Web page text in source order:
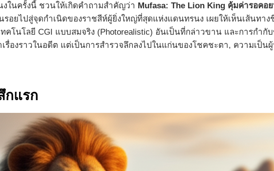
ในครั้งนี้ ชวนให้เกิดคำถามสำคัญว่า Mufasa: The Lion King คุ้มค่ารอคอ
รอยไปสู่จุดกำเนิดของราชสีห์ผู้ยิ่งใหญ่ที่สุดแห่งแดนทรนง เผยให้เห็นเส้นทา
คโนโลยี CGI แบบสมจริง (Photorealistic) อันเป็นที่กล่าวขาน และการกำกั
าเรื่องราวในอดีต แต่เป็นการสำรวจลึกลงไปในแก่นของโชคชะตา, ความ
กแรก